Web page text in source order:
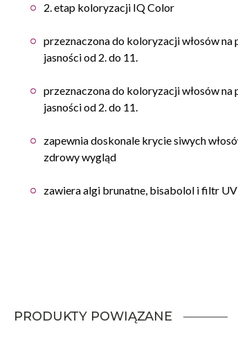
2. etap koloryzacji IQ Color
przeznaczona do koloryzacji włosów na
jasności od 2. do 11.
przeznaczona do koloryzacji włosów na
jasności od 2. do 11.
zapewnia doskonale krycie siwych
zdrowy wygląd
zawiera algi brunatne, bisabolol i filtr UV
PRODUKTY POWIĄZANE